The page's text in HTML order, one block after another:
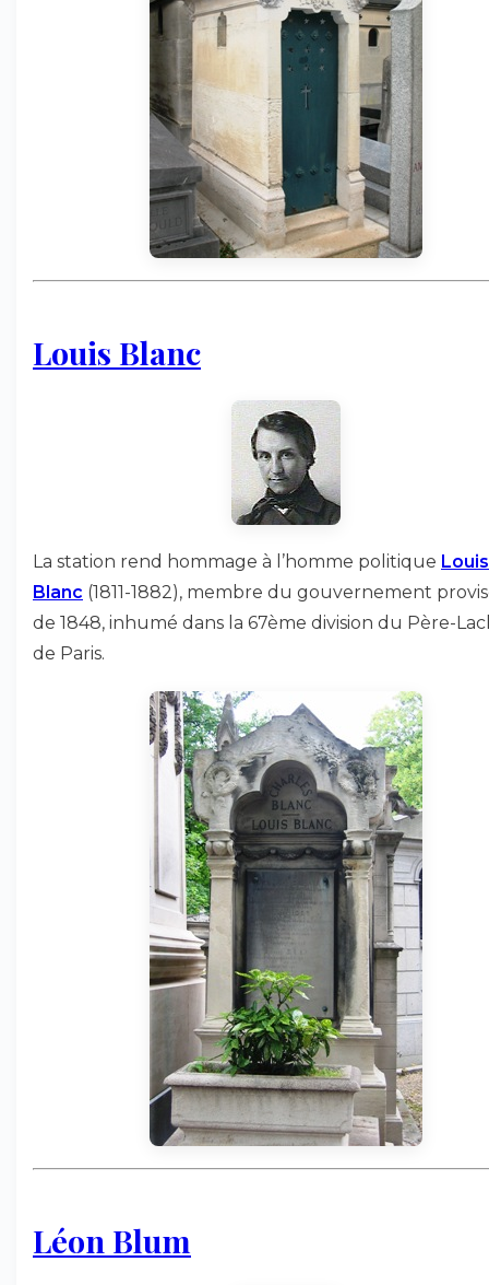
Louis Blanc
La station rend hommage à l’homme politique Louis
Blanc (1811-1882), membre du gouvernement
de 1848, inhumé dans la 67ème division du Père-
de Paris.
Léon Blum